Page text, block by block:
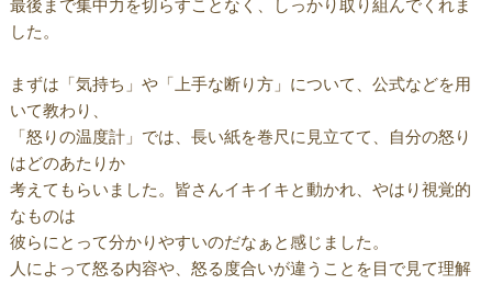
最後まで集中力を切らすことなく、しっかり取り組んでくれま
した。
まずは「気持ち」や「上手な断り方」について、公式などを用
いて教わり、
「怒りの温度計」では、長い紙を巻尺に見立てて、自分の怒り
はどのあたりか
考えてもらいました。皆さんイキイキと動かれ、やはり視覚的
なものは
彼らにとって分かりやすいのだなぁと感じました。
人によって怒る内容や、怒る度合いが違うことを目で見て理解